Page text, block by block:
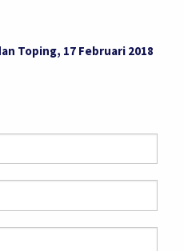
Toping, 17 Februari 2018